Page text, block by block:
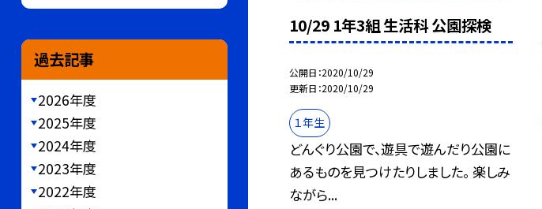
10/29 1年3組 生活科 公園探検
公開日 2020/10/29
更新日 2020/10/29
１年生
どんぐり公園で、遊具で遊んだり公園に
あるものを見つけたりしました。 楽しみ
ながら...
過去記事
2026年度
2025年度
2024年度
2023年度
2022年度